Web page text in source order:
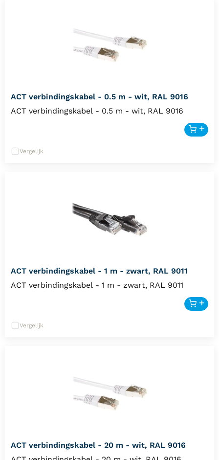
ACT verbindingskabel - 0.5 m - wit, RAL 9016
ACT verbindingskabel - 0.5 m - wit, RAL 9016
Vergelijk
ACT verbindingskabel - 1 m - zwart, RAL 9011
ACT verbindingskabel - 1 m - zwart, RAL 9011
Vergelijk
ACT verbindingskabel - 20 m - wit, RAL 9016